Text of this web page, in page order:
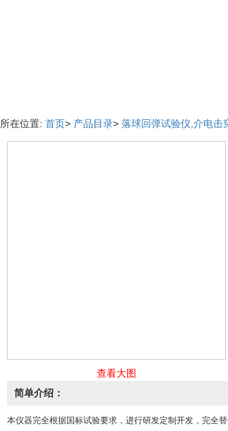
所在位置: 首页> 产品目录> 落球回弹试验仪,介电击
查看大图
简单介绍：
本仪器完全根据国标试验要求，进行研发定制开发，完全